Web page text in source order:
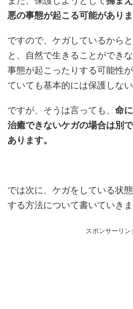
悪の事態が起こる可能があり
ですので、ケガしているから
と、自然で生きることができ
事態が起こったりする可能性
ていても基本的には保護しない
ですが、そうは言っても、 命
治癒できないケガの場合は別
あります。
では次に、ケガをしている状
する方法について書いていきま
スポンサーリン